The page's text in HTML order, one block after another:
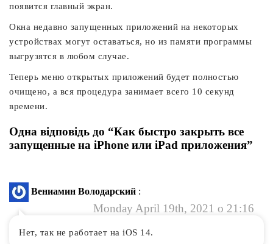
появится главный экран.
Окна недавно запущенных приложений на некоторых
устройствах могут оставаться, но из памяти программы
выгрузятся в любом случае.
Теперь меню открытых приложений будет полностью
очищено, а вся процедура занимает всего 10 секунд
времени.
Одна відповідь до “Как быстро закрыть все
запущенные на iPhone или iPad приложения”
Вениамин Володарский :
Monday April 19th, 2021 о 21:16
Нет, так не работает на iOS 14.